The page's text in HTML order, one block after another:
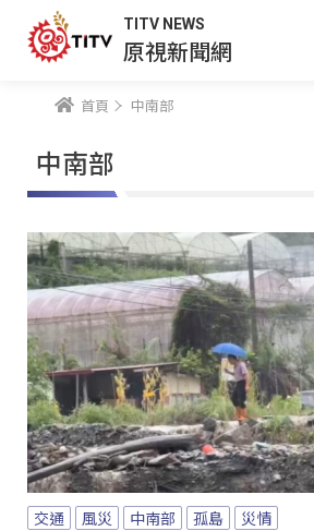
TITV NEWS
原視新聞網
首頁 中南部
中南部
交通 風災 中南部 孤島 災情